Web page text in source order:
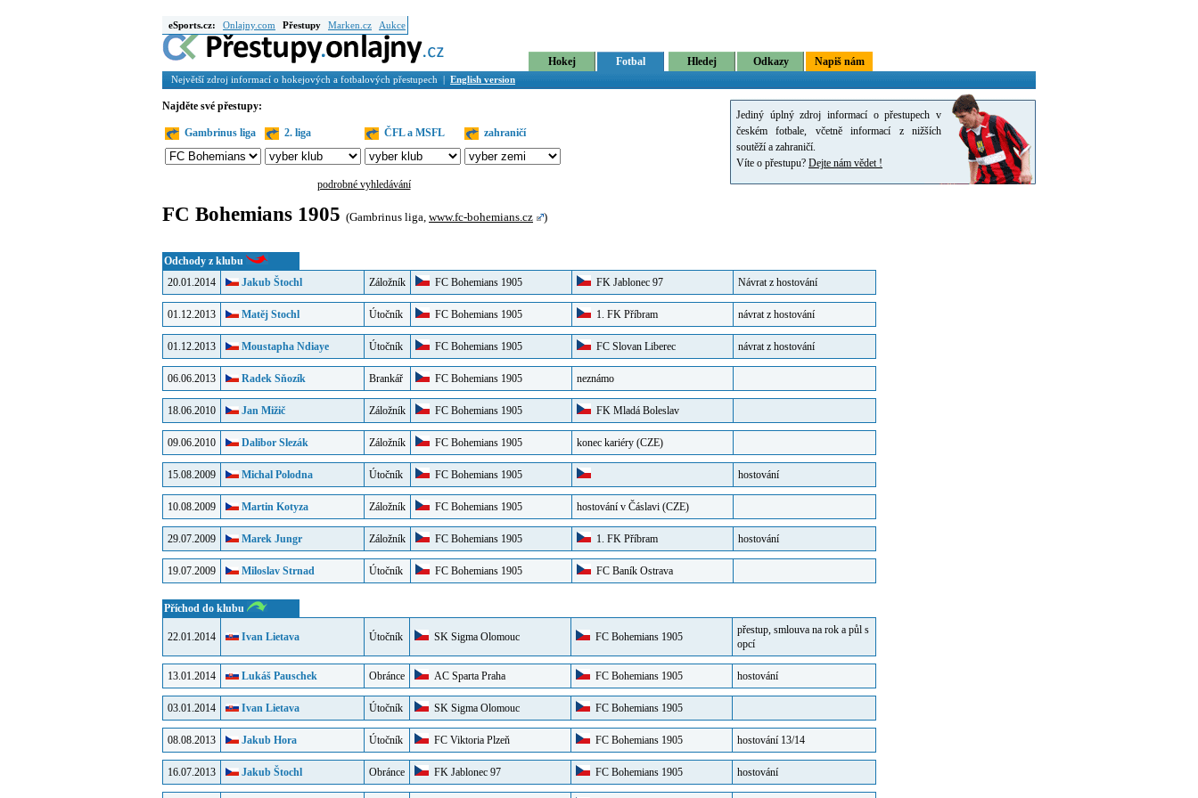
eSports.cz: Onlajny.com Přestupy Marken.cz Aukce
Hokej Fotbal Hledej Odkazy Napiš nám
Největší zdroj informací o hokejových a fotbalových přestupech | English version
Jediný úplný zdroj informací o přestupech v
českém fotbale, včetně informací z nižších
soutěží a zahraničí.
Víte o přestupu? Dejte nám vědet !
Najděte své přestupy:
Gambrinus liga 2. liga ČFL a MSFL zahraničí
podrobné vyhledávání
FC Bohemians 1905 (Gambrinus liga, www.fc-bohemians.cz )
Odchody z klubu
20.01.2014
Jakub Štochl Záložník FC Bohemians 1905 FK Jablonec 97 Návrat z hostování
01.12.2013 Matěj Stochl Útočník FC Bohemians 1905 1. FK Příbram návrat z hostování
01.12.2013 Moustapha Ndiaye Útočník FC Bohemians 1905 FC Slovan Liberec návrat z hostování
06.06.2013 Radek Sňozík Brankář FC Bohemians 1905 neznámo
18.06.2010 Jan Mižič Záložník FC Bohemians 1905 FK Mladá Boleslav
09.06.2010 Dalibor Slezák Záložník FC Bohemians 1905 konec kariéry (CZE)
15.08.2009 Michal Polodna Útočník FC Bohemians 1905 hostování
10.08.2009 Martin Kotyza Záložník FC Bohemians 1905 hostování v Čáslavi (CZE)
29.07.2009 Marek Jungr Záložník FC Bohemians 1905 1. FK Příbram hostování
19.07.2009 Miloslav Strnad Útočník FC Bohemians 1905 FC Baník Ostrava
Příchod do klubu
22.01.2014 Ivan Lietava Útočník SK Sigma Olomouc FC Bohemians 1905
přestup, smlouva na rok a půl s
opcí
13.01.2014 Lukáš Pauschek Obránce AC Sparta Praha FC Bohemians 1905 hostování
03.01.2014 Ivan Lietava Útočník SK Sigma Olomouc FC Bohemians 1905
08.08.2013 Jakub Hora Útočník FC Viktoria Plzeň FC Bohemians 1905 hostování 13/14
16.07.2013 Jakub Štochl Obránce FK Jablonec 97 FC Bohemians 1905 hostování